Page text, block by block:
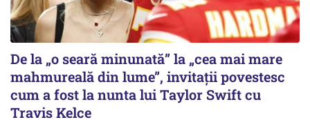
De la „o seară minunată” la „cea mai mare
mahmureală din lume”, invitații povestesc
cum a fost la nunta lui Taylor Swift cu
Travis Kelce